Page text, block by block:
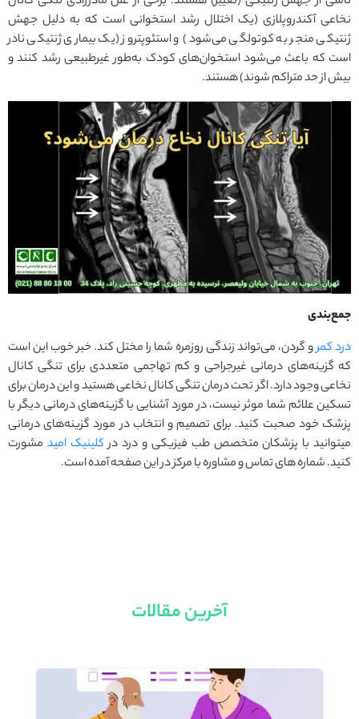
نخاعی آکندروپلازی (یک اختلال رشد استخوانی است که به دلیل جهش
ژنتیکی منجر به کوتولگی می‌شود) و استئوپتروز (یک بیماری ژنتیکی نادر
است که باعث می‌شود استخوان‌های کودک به‌طور غیرطبیعی رشد کنند و
بیش از حد متراکم شوند) هستند.
جمع‌بندی
درد کمرو گردن، می‌تواند زندگی روزمره شما را مختل کند. خبر خوب این است
که گزینه‌های درمانی غیرجراحی و کم تهاجمی متعددی برای تنگی کانال
نخاعی وجود دارد. اگر تحت درمان تنگی کانال نخاعی هستید و این درمان برای
تسکین علائم شما موثر نیست، در مورد آشنایی با گزینه‌های درمانی دیگر با
پزشک خود صحبت کنید. برای تصمیم و انتخاب در مورد گزینه‌های درمانی
میتوانید با پزشکان متخصص طب فیزیکی و درد درکلینیک امید مشورت
کنید. شماره های تماس و مشاوره با مرکز در این صفحه آمده است.
آخرین مقالات